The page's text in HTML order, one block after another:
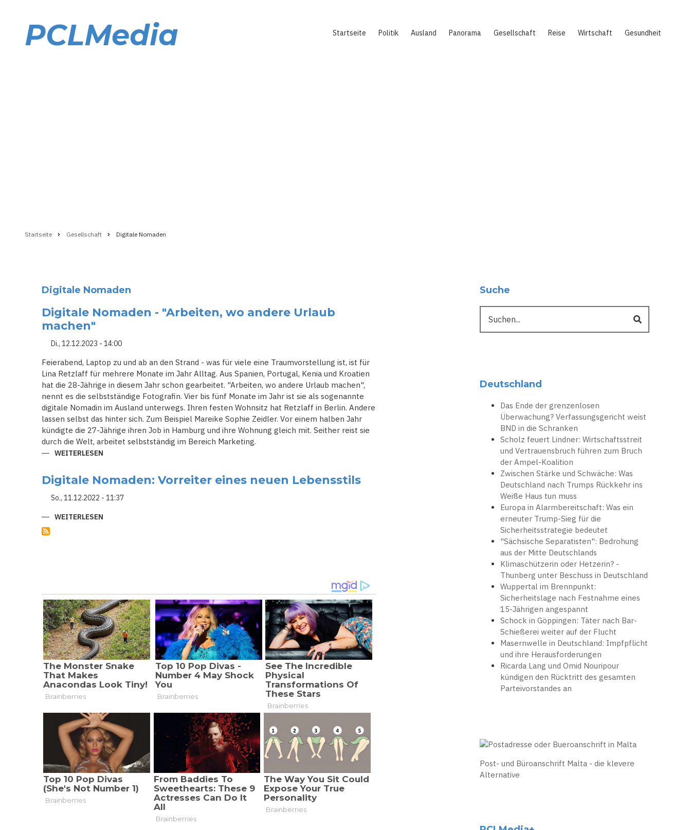
PCLMedia Startseite Politik Ausland Panorama Gesellschaft Reise Wirtschaft Gesundheit
Startseite Gesellschaft Digitale Nomaden
Digitale Nomaden
Digitale Nomaden - "Arbeiten, wo andere Urlaub
machen"
Di., 12.12.2023 - 14:00
Feierabend, Laptop zu und ab an den Strand - was für viele eine Traumvorstellung ist, ist für
Lina Retzlaff für mehrere Monate im Jahr Alltag. Aus Spanien, Portugal, Kenia und Kroatien
hat die 28-Jährige in diesem Jahr schon gearbeitet. "Arbeiten, wo andere Urlaub machen",
nennt es die selbstständige Fotografin. Vier bis fünf Monate im Jahr ist sie als sogenannte
digitale Nomadin im Ausland unterwegs. Ihren festen Wohnsitz hat Retzlaff in Berlin. Andere
lassen selbst das hinter sich. Zum Beispiel Mareike Sophie Zeidler. Vor einem halben Jahr
kündigte die 27-Jährige ihren Job in Hamburg und ihre Wohnung gleich mit. Seither reist sie
durch die Welt, arbeitet selbstständig im Bereich Marketing.
WEITERLESEN
"ARBEITEN,
ANDERE
URLAUB
Digitale Nomaden: Vorreiter eines neuen Lebensstils
So., 11.12.2022 - 11:37
WEITERLESEN
Suche
Deutschland
Das Ende der grenzenlosen
Überwachung? Verfassungsgericht weist
BND in die Schranken
Scholz feuert Lindner: Wirtschaftsstreit
und Vertrauensbruch führen zum Bruch
der Ampel-Koalition
Zwischen Stärke und Schwäche: Was
Deutschland nach Trumps Rückkehr ins
Weiße Haus tun muss
Europa in Alarmbereitschaft: Was ein
erneuter Trump-Sieg für die
Sicherheitsstrategie bedeutet
"Sächsische Separatisten": Bedrohung
aus der Mitte Deutschlands
Klimaschützerin oder Hetzerin? -
Thunberg unter Beschuss in Deutschland
Wuppertal im Brennpunkt:
Sicherheitslage nach Festnahme eines
15-Jährigen angespannt
Schock in Göppingen: Täter nach Bar-
Schießerei weiter auf der Flucht
Masernwelle in Deutschland: Impfpflicht
und ihre Herausforderungen
Ricarda Lang und Omid Nouripour
kündigen den Rücktritt des gesamten
Parteivorstandes an
Post- und Büroanschrift Malta - die klevere
Alternative